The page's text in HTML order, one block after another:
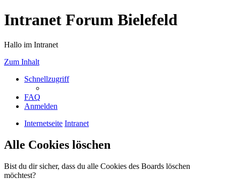
Intranet Forum Bielefeld
Hallo im Intranet
Zum Inhalt
Schnellzugriff
FAQ
Anmelden
Internetseite Intranet
Alle Cookies löschen
Bist du dir sicher, dass du alle Cookies des Boards löschen
möchtest?